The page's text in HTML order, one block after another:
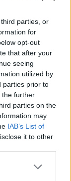
parties, or
for
opt-out
that after your
seeing
utilized by
parties prior to
the further
parties on the
may
IAB’s List of
it to other
pytań z